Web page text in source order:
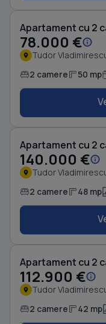
Apartament cu 2
78.000 €
Tudor
2 camere 50 mp
Apartament cu 2
140.000 €
Tudor
2 camere 48 mp
Apartament cu 2
112.900 €
Tudor
2 camere 42 mp